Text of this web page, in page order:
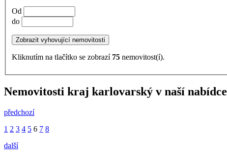
Od
do
Kliknutím na tlačítko se zobrazí 75 nemovitost(í).
Nemovitosti kraj karlovarský v naší nabídce
předchozí
1 2 3 4 5 6 7 8
další